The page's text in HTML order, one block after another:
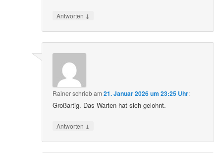
Antworten ↓
Rainerschriebam21. Januar 2026 um 23:25 Uhr:
Großartig. Das Warten hat sich gelohnt.
Antworten ↓